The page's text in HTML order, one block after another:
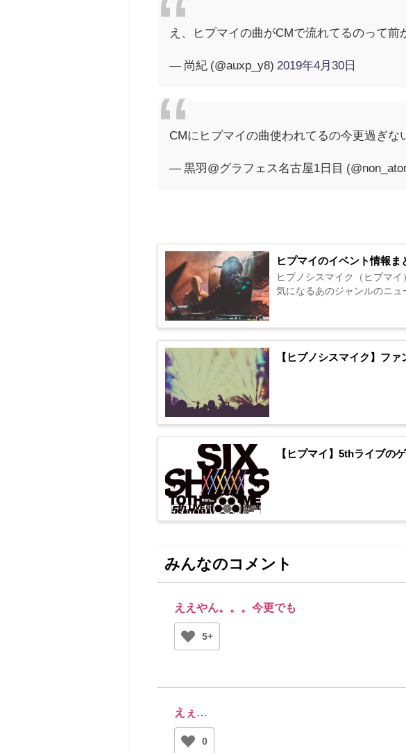
え、ヒプマイの曲がCMで流れてるのって前
— 尚紀 (@auxp_y8) 2019年4月30日
CMにヒプマイの曲使われてるの今更過ぎな
— 黒羽@グラフェス名古屋1日目
ヒプマイのイベント情報ま
ヒプノシスマイク（ヒプマ
気になるあのジャンルのニュ
【ヒプノシスマイク】フ
【ヒプマイ】5thライブの
みんなのコメント
ええやん。。。今更でも
5+
えぇ…
0